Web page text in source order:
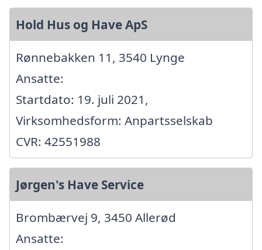
Hold Hus og Have ApS
Rønnebakken 11, 3540 Lynge
Ansatte:
Startdato: 19. juli 2021,
Virksomhedsform: Anpartsselskab
CVR: 42551988
Jørgen's Have Service
Brombærvej 9, 3450 Allerød
Ansatte: